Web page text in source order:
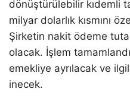
dönüştürülebilir kıdemli
milyar dolarlık kısmını
Şirketin nakit ödeme
olacak. İşlem
emekliye ayrılacak ve
inecek.